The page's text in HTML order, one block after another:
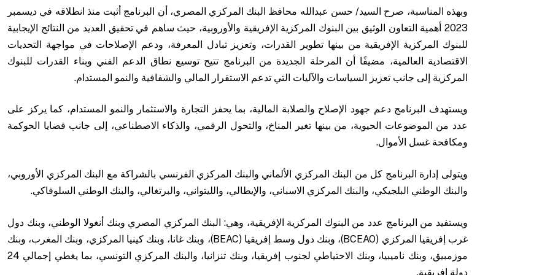
وبهذه المناسبة، صرح السيد/ حسن عبدالله محافظ البنك المركزي المصري، أن البرنامج أثبت منذ انطلاقه في ديسمبر
2023 أهمية التعاون الوثيق بين البنوك المركزية الإفريقية والأوروبية، حيث ساهم في تحقيق العديد من النتائج الإيجابية
للبنوك المركزية الإفريقية من بينها تطوير القدرات، وتعزيز تبادل المعرفة، ودعم الإصلاحات في مواجهة التحديات
الاقتصادية العالمية، مضيفًا أن المرحلة الجديدة من البرنامج تتيح توسيع نطاق الدعم الفني وبناء القدرات للبنوك
المركزية إلى جانب تعزيز السياسات والآليات التي تدعم الاستقرار المالي والشفافية والنمو المستدام.
ويستهدف البرنامج دعم جهود الإصلاح والصلابة المالية، بما يحفز التجارة والاستثمار والنمو المستدام، كما يركز على
عدد من الموضوعات الحيوية، من بينها تغير المناخ، والتحول الرقمي، والذكاء الاصطناعي، إلى جانب قضايا الحوكمة
ومكافحة غسل الأموال.
ويتولى إدارة البرنامج كل من البنك المركزي الألماني والبنك المركزي الفرنسي بالشراكة مع البنك المركزي الأوروبي،
والبنك الوطني البلجيكي، والبنك المركزي الاسباني، والإيطالي، والليتواني، والبرتغالي، والبنك الوطني السلوفاكي.
ويستفيد من البرنامج عدد من البنوك المركزية الإفريقية، وهي: البنك المركزي المصري وبنك أنغولا الوطني، وبنك دول
غرب إفريقيا المركزي (BCEAO)، وبنك دول وسط إفريقيا (BEAC)، وبنك غانا، وبنك كينيا المركزي، وبنك المغرب، وبنك
موزمبيق، وبنك ناميبيا، وبنك الاحتياطي لجنوب إفريقيا، وبنك تنزانيا، والبنك المركزي التونسي، بما يغطي إجمالي 24
دولة إفريقية.